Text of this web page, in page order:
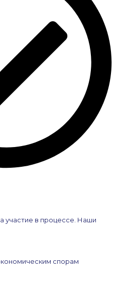
участие в процессе. Наши
спорам